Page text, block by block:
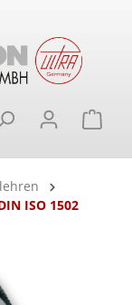
ISO 1502